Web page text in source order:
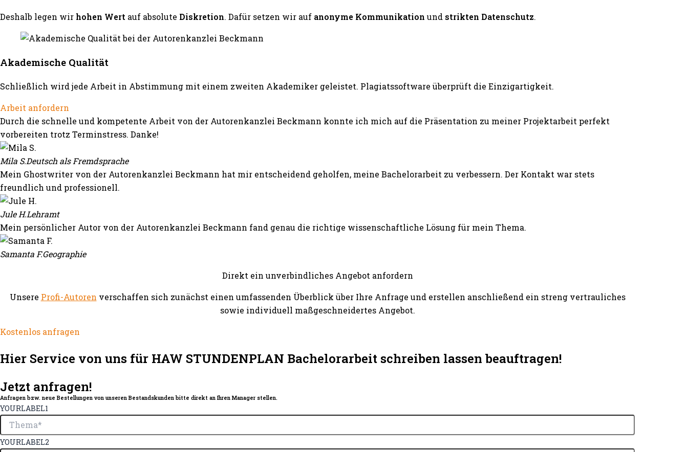
Deshalb legen wirhohen Wert auf absolute Diskretion. Dafür setzen wir auf anonyme Kommunikation und strikten Datenschutz.
Akademische Qualität
Schließlich wird jede Arbeit in Abstimmung mit einem zweiten Akademiker geleistet. Plagiatssoftware überprüft die Einzigartigkeit.
Arbeit anfordern
Durch die schnelle und kompetente Arbeit von der Autorenkanzlei Beckmann konnte ich mich auf die Präsentation zu meiner Projektarbeit perfekt
vorbereiten trotz Terminstress. Danke!
Mila S.Deutsch als Fremdsprache
Mein Ghostwriter von der Autorenkanzlei Beckmann hat mir entscheidend geholfen, meine Bachelorarbeit zu verbessern. Der Kontakt war stets
freundlich und professionell.
Jule H.Lehramt
Mein persönlicher Autor von der Autorenkanzlei Beckmann fand genau die richtige wissenschaftliche Lösung für mein Thema.
Samanta F.Geographie
Direkt ein unverbindliches Angebot anfordern
Unsere Profi-Autoren verschaffen sich zunächst einen umfassenden Überblick über Ihre Anfrage und erstellen anschließend ein streng vertrauliches
sowie individuell maßgeschneidertes Angebot.
Kostenlos anfragen
Hier Service von uns für HAW STUNDENPLAN Bachelorarbeit schreiben lassen beauftragen!
Jetzt anfragen!
Anfragen bzw. neue Bestellungen von unseren Bestandskunden bitte direkt an Ihren Manager stellen.
YOURLABEL1
YOURLABEL2